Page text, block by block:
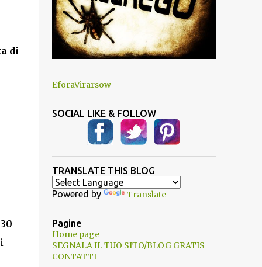
di
EforaVirarsow
SOCIAL LIKE & FOLLOW
TRANSLATE THIS BLOG
Powered by Translate
Pagine
Home page
SEGNALA IL TUO SITO/BLOG GRATIS
CONTATTI